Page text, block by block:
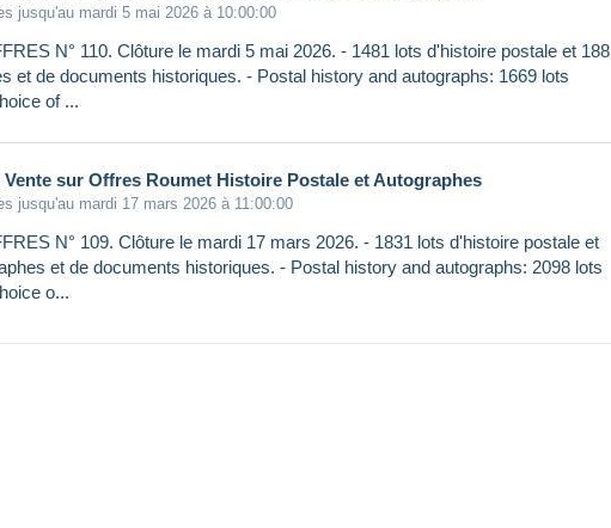
jusqu'au mardi 5 mai 2026 à 10:00:00
N° 110. Clôture le mardi 5 mai 2026. - 1481 lots d'histoire postale et 188
et de documents historiques. - Postal history and autographs: 1669 lots
of ...
Vente sur Offres Roumet Histoire Postale et Autographes
jusqu'au mardi 17 mars 2026 à 11:00:00
N° 109. Clôture le mardi 17 mars 2026. - 1831 lots d'histoire postale et
et de documents historiques. - Postal history and autographs: 2098 lots
o...